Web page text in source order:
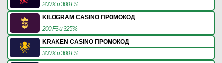
200% и 300 FS
KILOGRAM CASINO ПРОМОКОД
200 FS и 325%
KRAKEN CASINO ПРОМОКОД
300% и 300 FS